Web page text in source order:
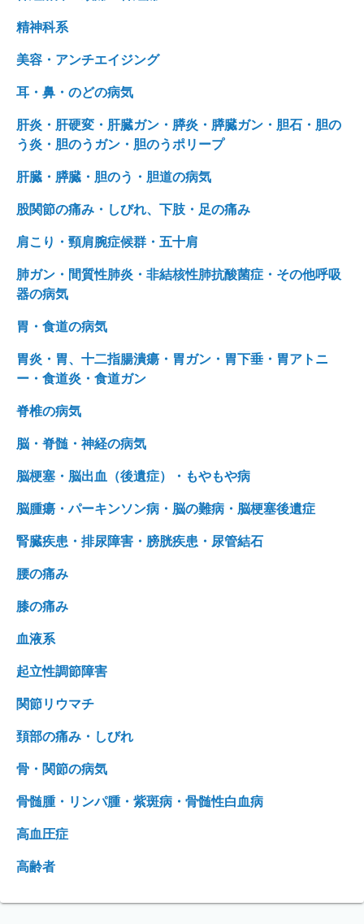
精神科系
美容・アンチエイジング
耳・鼻・のどの病気
肝炎・肝硬変・肝臓ガン・膵炎・膵臓ガン・胆石・胆の
う炎・胆のうガン・胆のうポリープ
肝臓・膵臓・胆のう・胆道の病気
股関節の痛み・しびれ、下肢・足の痛み
肩こり・頸肩腕症候群・五十肩
肺ガン・間質性肺炎・非結核性肺抗酸菌症・その他呼吸
器の病気
胃・食道の病気
胃炎・胃、十二指腸潰瘍・胃ガン・胃下垂・胃アトニ
ー・食道炎・食道ガン
脊椎の病気
脳・脊髄・神経の病気
脳梗塞・脳出血（後遺症）・もやもや病
脳腫瘍・パーキンソン病・脳の難病・脳梗塞後遺症
腎臓疾患・排尿障害・膀胱疾患・尿管結石
腰の痛み
膝の痛み
血液系
起立性調節障害
関節リウマチ
頚部の痛み・しびれ
骨・関節の病気
骨髄腫・リンパ腫・紫斑病・骨髄性白血病
高血圧症
高齢者